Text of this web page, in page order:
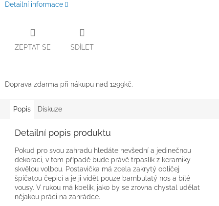
Detailní informace
ZEPTAT SE SDÍLET
Doprava zdarma při nákupu nad 1299kč.
Popis Diskuze
Detailní popis produktu
Pokud pro svou zahradu hledáte nevšední a jedinečnou
dekoraci, v tom případě bude právě trpaslík z keramiky
skvělou volbou. Postavička má zcela zakrytý obličej
špičatou čepicí a je ji vidět pouze bambulatý nos a bílé
vousy. V rukou má kbelík, jako by se zrovna chystal udělat
nějakou práci na zahrádce.